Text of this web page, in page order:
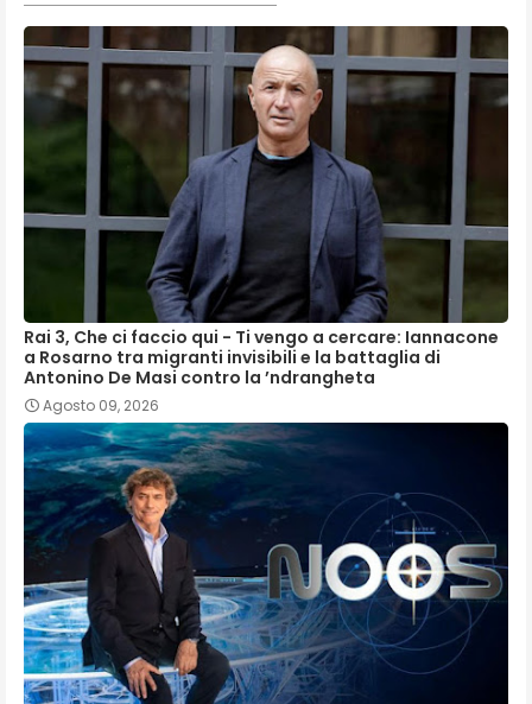
Rai 3, Che ci faccio qui - Ti vengo a cercare: Iannacone
a Rosarno tra migranti invisibili e la battaglia di
Antonino De Masi contro la ’ndrangheta
Agosto 09, 2026